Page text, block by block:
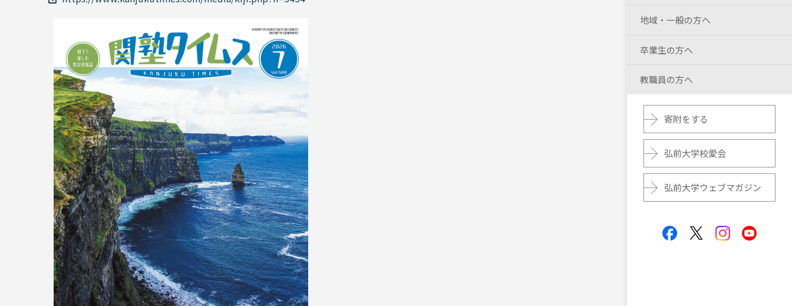
地域・一般の方へ
卒業生の方へ
教職員の方へ
寄附をする
弘前大学校愛会
弘前大学ウェブマガジン